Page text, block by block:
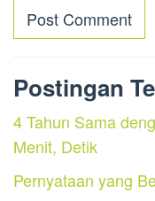
Postingan
4 Tahun Sama
Menit, Detik
Pernyataan yang